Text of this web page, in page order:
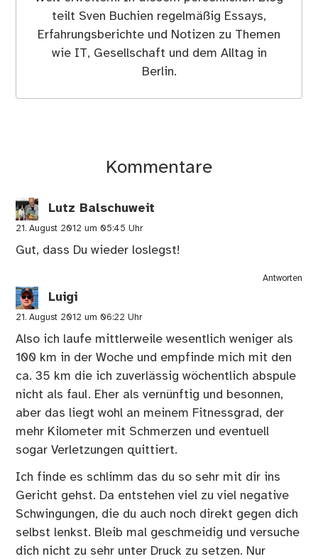
teilt Sven Buchien regelmäßig Essays,
Erfahrungsberichte und Notizen zu Themen
wie IT, Gesellschaft und dem Alltag in
Berlin.
Kommentare
Lutz Balschuweit
21. August 2012 um 05:45 Uhr
Gut, dass Du wieder loslegst!
Antworten
Luigi
21. August 2012 um 06:22 Uhr
Also ich laufe mittlerweile wesentlich weniger als
100 km in der Woche und empfinde mich mit den
ca. 35 km die ich zuverlässig wöchentlich abspule
nicht als faul. Eher als vernünftig und besonnen,
aber das liegt wohl an meinem Fitnessgrad, der
mehr Kilometer mit Schmerzen und eventuell
sogar Verletzungen quittiert.
Ich finde es schlimm das du so sehr mit dir ins
Gericht gehst. Da entstehen viel zu viel negative
Schwingungen, die du auch noch direkt gegen dich
selbst lenkst. Bleib mal geschmeidig und versuche
dich nicht zu sehr unter Druck zu setzen. Nur